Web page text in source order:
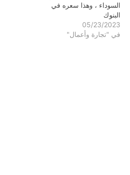
السوداء ، وهذا سعره في
البنوك
05/23/2023
في "تجارة وأعمال"